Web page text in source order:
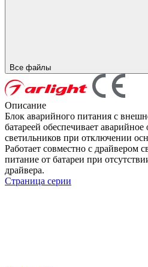
Все файлы
Описание
Блок аварийного питания с
батареей обеспечивает
светильников при отключении
Работает совместно с драйвером
питание от батареи при
драйвера.
Страница серии